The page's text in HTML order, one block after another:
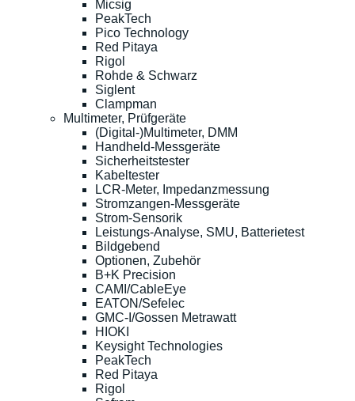
Micsig
PeakTech
Pico Technology
Red Pitaya
Rigol
Rohde & Schwarz
Siglent
Clampman
Multimeter, Prüfgeräte
(Digital-)Multimeter, DMM
Handheld-Messgeräte
Sicherheitstester
Kabeltester
LCR-Meter, Impedanzmessung
Stromzangen-Messgeräte
Strom-Sensorik
Leistungs-Analyse, SMU, Batterietest
Bildgebend
Optionen, Zubehör
B+K Precision
CAMI/CableEye
EATON/Sefelec
GMC-I/Gossen Metrawatt
HIOKI
Keysight Technologies
PeakTech
Red Pitaya
Rigol